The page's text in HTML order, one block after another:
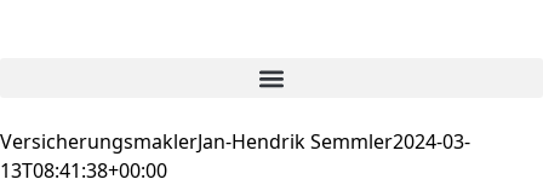
VersicherungsmaklerJan-Hendrik Semmler2024-03-
13T08:41:38+00:00